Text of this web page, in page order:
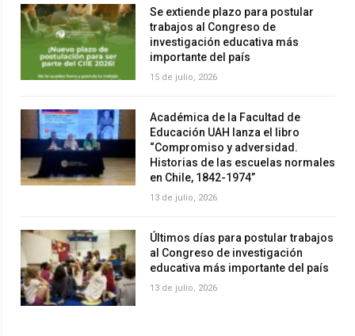
Se extiende plazo para postular
trabajos al Congreso de
investigación educativa más
importante del país
15 de julio, 2026
Académica de la Facultad de
Educación UAH lanza el libro
“Compromiso y adversidad.
Historias de las escuelas normales
en Chile, 1842-1974”
13 de julio, 2026
Últimos días para postular trabajos
al Congreso de investigación
educativa más importante del país
13 de julio, 2026